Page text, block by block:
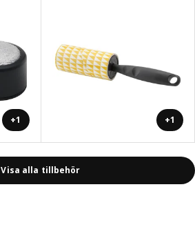
+1 +1
Visa alla tillbehör